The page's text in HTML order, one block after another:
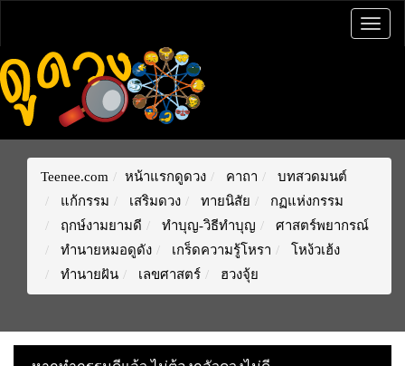
Teenee.com หน้าแรกดูดวง คาถา
บทสวดมนต์
แก้กรรม
เสริมดวง ทายนิสัย
กฏแห่งกรรม
ฤกษ์งามยามดี
ทำบุญ-วิธีทำบุญ
ศาสตร์พยากรณ์
ทำนายหมอดูดัง
เกร็ดความรู้โหรา
โหง้วเฮ้ง
ทำนายฝัน
เลขศาสตร์ ฮวงจุ้ย